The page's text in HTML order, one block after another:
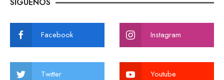
Facebook Instagram
Twitter Youtube